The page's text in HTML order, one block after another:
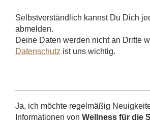
Selbstverständlich kannst Du Dich
abmelden.
Deine Daten werden nicht an Dritte
Datenschutz ist uns wichtig.
Ja, ich möchte regelmäßig
Informationen von Wellness für die